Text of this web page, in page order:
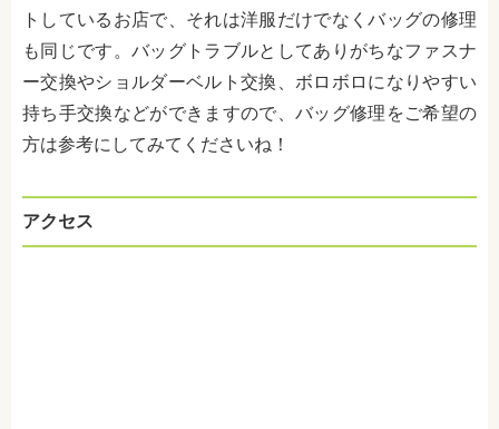
トしているお店で、それは洋服だけでなくバッグの修理
も同じです。バッグトラブルとしてありがちなファスナ
ー交換やショルダーベルト交換、ボロボロになりやすい
持ち手交換などができますので、バッグ修理をご希望の
方は参考にしてみてくださいね！
アクセス